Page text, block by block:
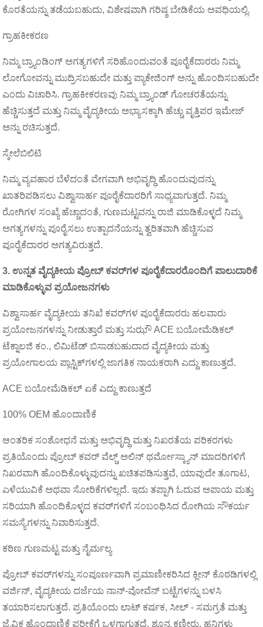
ಕೊರತೆಯನ್ನು ತಡೆಯಬಹುದು, ವಿಶೇಷವಾಗಿ ಗರಿಷ್ಠ ಬೇಡಿಕೆಯ ಅವಧಿಯಲ್ಲಿ.
ಗ್ರಾಹಕೀಕರಣ
ನಿಮ್ಮ ಬ್ರ್ಯಾಂಡಿಂಗ್ ಅಗತ್ಯಗಳಿಗೆ ಸರಿಹೊಂದುವಂತೆ ಪೂರೈಕೆದಾರರು ನಿಮ್ಮ
ಲೋಗೋವನ್ನು ಮುದ್ರಿಸಬಹುದೇ ಮತ್ತು ಪ್ಯಾಕೇಜಿಂಗ್ ಅನ್ನು ಹೊಂದಿಸಬಹುದೇ
ಎಂದು ವಿಚಾರಿಸಿ. ಗ್ರಾಹಕೀಕರಣವು ನಿಮ್ಮ ಬ್ರ್ಯಾಂಡ್ ಗೋಚರತೆಯನ್ನು
ಹೆಚ್ಚಿಸುತ್ತದೆ ಮತ್ತು ನಿಮ್ಮ ವೈದ್ಯಕೀಯ ಅಭ್ಯಾಸಕ್ಕಾಗಿ ಹೆಚ್ಚು ವೃತ್ತಿಪರ ಇಮೇಜ್
ಅನ್ನು ರಚಿಸುತ್ತದೆ.
ಸ್ಕೇಲೆಬಿಲಿಟಿ
ನಿಮ್ಮ ವ್ಯವಹಾರ ಬೆಳೆದಂತೆ ವೇಗವಾಗಿ ಅಭಿವೃದ್ಧಿ ಹೊಂದುವುದನ್ನು
ಖಾತರಿಪಡಿಸಲು ವಿಶ್ವಾಸಾರ್ಹ ಪೂರೈಕೆದಾರರಿಗೆ ಸಾಧ್ಯವಾಗುತ್ತದೆ. ನಿಮ್ಮ
ರೋಗಿಗಳ ಸಂಖ್ಯೆ ಹೆಚ್ಚಾದಂತೆ, ಗುಣಮಟ್ಟವನ್ನು ರಾಜಿ ಮಾಡಿಕೊಳ್ಳದೆ ನಿಮ್ಮ
ಅಗತ್ಯಗಳನ್ನು ಪೂರೈಸಲು ಉತ್ಪಾದನೆಯನ್ನು ತ್ವರಿತವಾಗಿ ಹೆಚ್ಚಿಸುವ
ಪೂರೈಕೆದಾರರ ಅಗತ್ಯವಿರುತ್ತದೆ.
3. ಉನ್ನತ ವೈದ್ಯಕೀಯ ಪ್ರೋಬ್ ಕವರ್‌ಗಳ ಪೂರೈಕೆದಾರರೊಂದಿಗೆ ಪಾಲುದಾರಿಕೆ
ಮಾಡಿಕೊಳ್ಳುವ ಪ್ರಯೋಜನಗಳು
ವಿಶ್ವಾಸಾರ್ಹ ವೈದ್ಯಕೀಯ ತನಿಖೆ ಕವರ್‌ಗಳ ಪೂರೈಕೆದಾರರು ಹಲವಾರು
ಪ್ರಯೋಜನಗಳನ್ನು ನೀಡುತ್ತಾರೆ ಮತ್ತು ಸುಝೌ ACE ಬಯೋಮೆಡಿಕಲ್
ಟೆಕ್ನಾಲಜಿ ಕಂ., ಲಿಮಿಟೆಡ್ ಬಿಸಾಡಬಹುದಾದ ವೈದ್ಯಕೀಯ ಮತ್ತು
ಪ್ರಯೋಗಾಲಯ ಪ್ಲಾಸ್ಟಿಕ್‌ಗಳಲ್ಲಿ ಜಾಗತಿಕ ನಾಯಕರಾಗಿ ಎದ್ದು ಕಾಣುತ್ತದೆ.
ACE ಬಯೋಮೆಡಿಕಲ್ ಏಕೆ ಎದ್ದು ಕಾಣುತ್ತದೆ
100% OEM ಹೊಂದಾಣಿಕೆ
ಆಂತರಿಕ ಸಂಶೋಧನೆ ಮತ್ತು ಅಭಿವೃದ್ಧಿ ಮತ್ತು ನಿಖರತೆಯ ಪರಿಕರಗಳು
ಪ್ರತಿಯೊಂದು ಪ್ರೋಬ್ ಕವರ್ ವೆಲ್ಚ್ ಅಲಿನ್ ಥರ್ಮೋಸ್ಕ್ಯಾನ್ ಮಾದರಿಗಳಿಗೆ
ನಿಖರವಾಗಿ ಹೊಂದಿಕೊಳ್ಳುವುದನ್ನು ಖಚಿತಪಡಿಸುತ್ತವೆ, ಯಾವುದೇ ತೂಗಾಟ,
ಎಳೆಯುವಿಕೆ ಅಥವಾ ಸೋರಿಕೆಗಳಿಲ್ಲದೆ. ಇದು ತಪ್ಪಾಗಿ ಓದುವ ಅಪಾಯ ಮತ್ತು
ಸರಿಯಾಗಿ ಹೊಂದಿಕೊಳ್ಳದ ಕವರ್‌ಗಳಿಗೆ ಸಂಬಂಧಿಸಿದ ರೋಗಿಯ ಸೌಕರ್ಯ
ಸಮಸ್ಯೆಗಳನ್ನು ನಿವಾರಿಸುತ್ತದೆ.
ಕಠಿಣ ಗುಣಮಟ್ಟ ಮತ್ತು ನೈರ್ಮಲ್ಯ
ಪ್ರೋಬ್ ಕವರ್‌ಗಳನ್ನು ಸಂಪೂರ್ಣವಾಗಿ ಪ್ರಮಾಣೀಕರಿಸಿದ ಕ್ಲೀನ್ ಕೊಠಡಿಗಳಲ್ಲಿ
ವರ್ಜಿನ್, ವೈದ್ಯಕೀಯ ದರ್ಜೆಯ ನಾನ್-ವೋವೆನ್ ಬಟ್ಟೆಗಳನ್ನು ಬಳಸಿ
ತಯಾರಿಸಲಾಗುತ್ತದೆ. ಪ್ರತಿಯೊಂದು ಲಾಟ್ ಕರ್ಷಕ, ಸೀಲ್ - ಸಮಗ್ರತೆ ಮತ್ತು
ಜೈವಿಕ ಹೊಂದಾಣಿಕೆ ಪರೀಕ್ಷೆಗೆ ಒಳಗಾಗುತ್ತದೆ, ಶೂನ್ಯ ಕಣ್ಣೀರು, ಹನಿಗಳು